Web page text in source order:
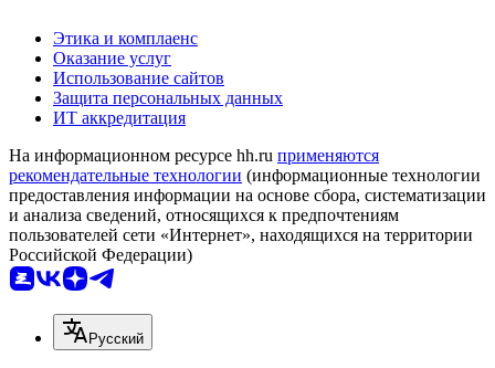
Этика и комплаенс
Оказание услуг
Использование сайтов
Защита персональных данных
ИТ аккредитация
На информационном ресурсе hh.ru применяются
рекомендательные технологии (информационные технологии
предоставления информации на основе сбора, систематизации
и анализа сведений, относящихся к предпочтениям
пользователей сети «Интернет», находящихся на территории
Российской Федерации)
Русский